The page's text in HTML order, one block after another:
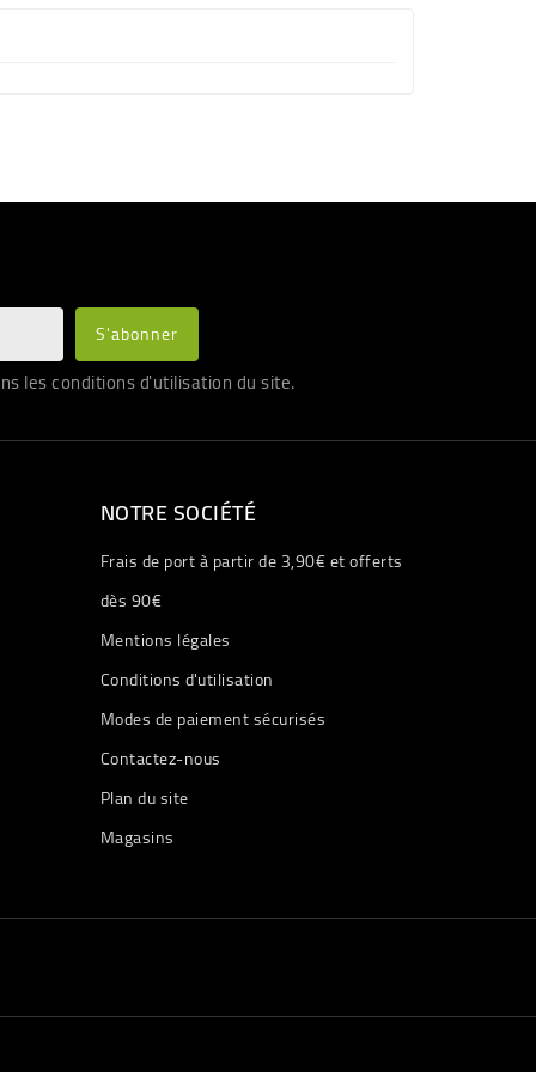
les conditions d'utilisation du site.
NOTRE SOCIÉTÉ
Frais de port à partir de 3,90€ et offerts
dès 90€
Mentions légales
Conditions d'utilisation
Modes de paiement sécurisés
Contactez-nous
Plan du site
Magasins